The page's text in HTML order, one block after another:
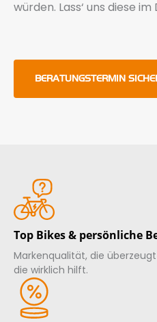
würden. Lass‘ uns diese
BERATUNGSTERMIN
Top Bikes & persönliche
Markenqualität, die
die wirklich hilft.